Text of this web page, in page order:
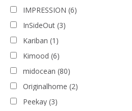
IMPRESSION (6)
InSideOut (3)
Kariban (1)
Kimood (6)
midocean (80)
Originalhome (2)
Peekay (3)